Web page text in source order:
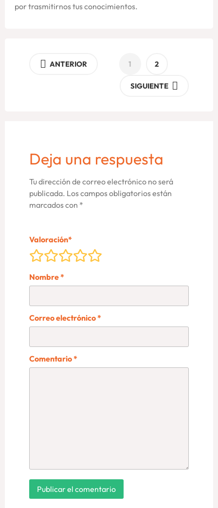
por trasmitirnos tus conocimientos.
ANTERIOR 1 2
SIGUIENTE
Deja una respuesta
Tu dirección de correo electrónico no será
publicada. Los campos obligatorios están
marcados con *
Valoración*
Nombre*
Correo electrónico*
Comentario*